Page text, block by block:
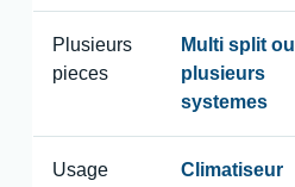
Plusieurs
pieces
Multi split ou
plusieurs
systemes
Usage
Climatiseur